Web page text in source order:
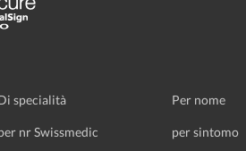
specialità Per nome
nr Swissmedic per sintomo